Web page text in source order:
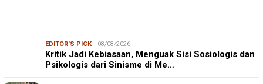
EDITOR'S PICK 08/08/2026
Kritik Jadi Kebiasaan, Menguak Sisi Sosiologis dan
Psikologis dari Sinisme di Me…